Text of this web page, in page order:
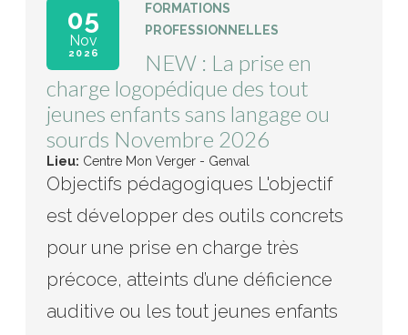
05
Nov
2026
FORMATIONS
PROFESSIONNELLES
NEW : La prise en
charge logopédique des tout
jeunes enfants sans langage ou
sourds Novembre 2026
Lieu: Centre Mon Verger - Genval
Objectifs pédagogiques L'objectif
est développer des outils concrets
pour une prise en charge très
précoce, atteints d’une déficience
auditive ou les tout jeunes enfants